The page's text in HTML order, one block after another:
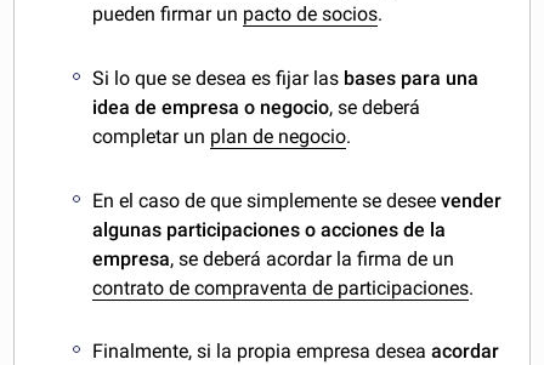
pueden firmar un pacto de socios.
Si lo que se desea es fijar las bases para una
idea de empresa o negocio, se deberá
completar un plan de negocio.
En el caso de que simplemente se deseevender
algunas participaciones o acciones de la
empresa, se deberá acordar la firma de un
contrato de compraventa de participaciones.
Finalmente, si la propia empresa deseaacordar